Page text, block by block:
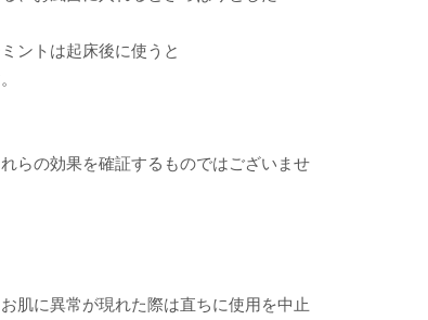
ントは起床後に使うと
らの効果を確証するものではございませ
肌に異常が現れた際は直ちに使用を中止